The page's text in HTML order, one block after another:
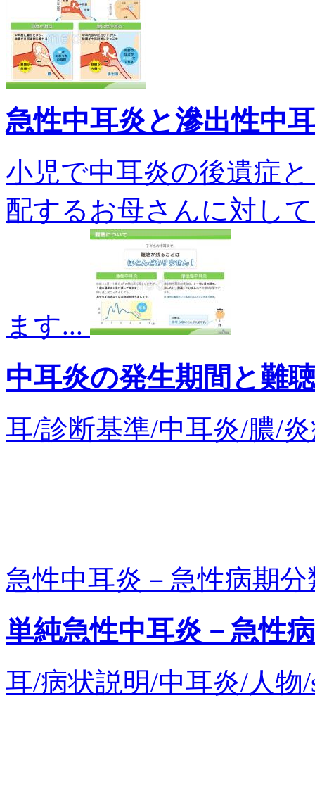
急性中耳炎と滲出性中
小児で中耳炎の後遺症
配するお母さんに対し
ます...
中耳炎の発生期間と難
耳/診断基準/中耳炎/膿/
急性中耳炎－急性病期
単純急性中耳炎－急性
耳/病状説明/中耳炎/人物